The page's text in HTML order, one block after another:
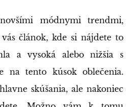
módnymi trendmi,
článok, kde si nájdete to
a vysoká alebo nižšia s
na tento kúsok oblečenia.
skúšania, ale nakoniec